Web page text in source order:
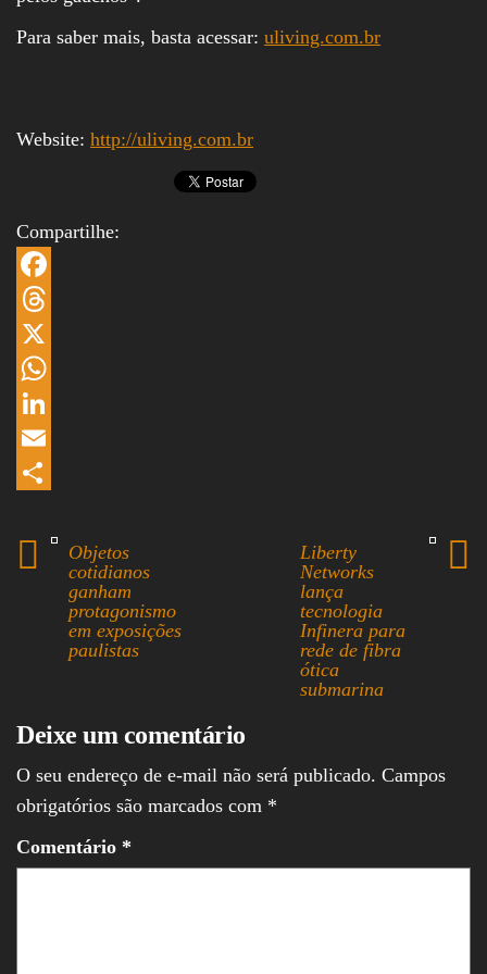
Para saber mais, basta acessar: uliving.com.br
Website: http://uliving.com.br
Compartilhe:
F
a
c
e
b
o
k
T
h
e
a
s
X
W
h
a
s
L
k
E
a
h
Objetos
cotidianos
ganham
protagonismo
em exposições
paulistas
Liberty
Networks
lança
tecnologia
Infinera para
rede de fibra
ótica
submarina
Deixe um comentário
O seu endereço de e-mail não será publicado. Campos
obrigatórios são marcados com *
Comentário *